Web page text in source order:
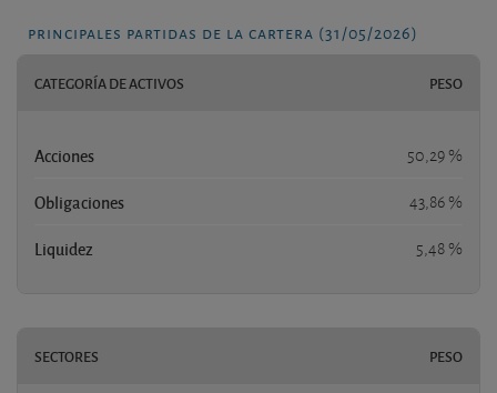
principales partidas de la cartera (31/05/2026)
CATEGORÍA DE ACTIVOS PESO
Acciones 50,29 %
Obligaciones 43,86 %
Liquidez 5,48 %
SECTORES PESO